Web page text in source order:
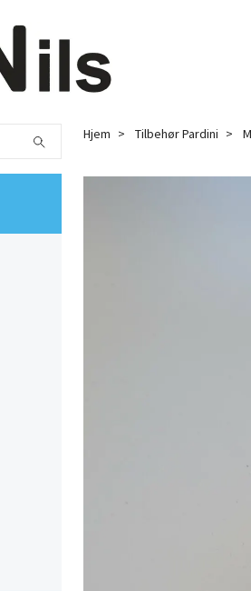
Hjem Tilbehør Pardini